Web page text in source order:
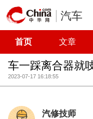
汽车
首页 文章
车一踩离合器就
2023-07-17 16:18:55
汽修技师